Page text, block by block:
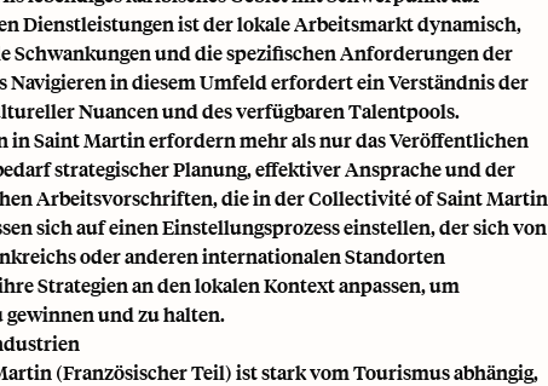
Dienstleistungen ist der lokale Arbeitsmarkt dynamisch,
Schwankungen und die spezifischen Anforderungen der
Navigieren in diesem Umfeld erfordert ein Verständnis der
Nuancen und des verfügbaren Talentpools.
in Saint Martin erfordern mehr als nur das Veröffentlichen
strategischer Planung, effektiver Ansprache und der
Arbeitsvorschriften, die in der Collectivité of Saint Martin
sich auf einen Einstellungsprozess einstellen, der sich von
oder anderen internationalen Standorten
Strategien an den lokalen Kontext anpassen, um
und zu halten.
(Französischer Teil) ist stark vom Tourismus abhängig,